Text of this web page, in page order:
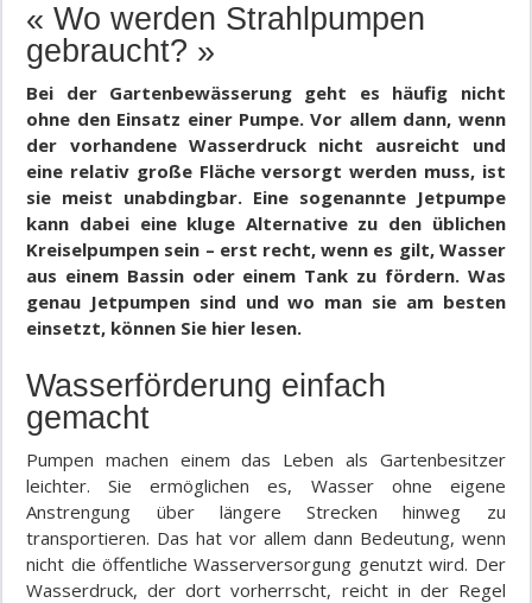
« Wo werden Strahlpumpen
gebraucht? »
Bei der Gartenbewässerung geht es häufig nicht
ohne den Einsatz einer Pumpe. Vor allem dann, wenn
der vorhandene Wasserdruck nicht ausreicht und
eine relativ große Fläche versorgt werden muss, ist
sie meist unabdingbar. Eine sogenannte Jetpumpe
kann dabei eine kluge Alternative zu den üblichen
Kreiselpumpen sein – erst recht, wenn es gilt, Wasser
aus einem Bassin oder einem Tank zu fördern. Was
genau Jetpumpen sind und wo man sie am besten
einsetzt, können Sie hier lesen.
Wasserförderung einfach
gemacht
Pumpen machen einem das Leben als Gartenbesitzer
leichter. Sie ermöglichen es, Wasser ohne eigene
Anstrengung über längere Strecken hinweg zu
transportieren. Das hat vor allem dann Bedeutung, wenn
nicht die öffentliche Wasserversorgung genutzt wird. Der
Wasserdruck, der dort vorherrscht, reicht in der Regel